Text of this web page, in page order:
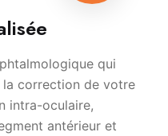
qui
la correction de votre
intra-oculaire,
antérieur et